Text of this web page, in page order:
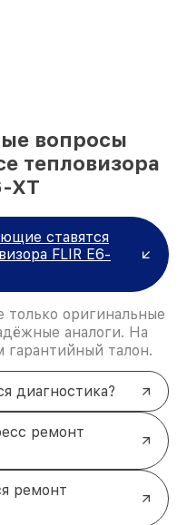
вопросы
тепловизора
XT
ставятся
FLIR E6-
оригинальные
аналоги. На
гарантийный талон.
диагностика?
ремонт
ремонт